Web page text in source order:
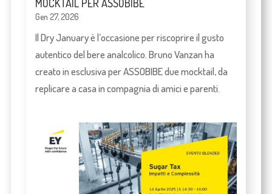
MOCKTAIL PER ASSOBIBE
Gen 27, 2026
Il Dry January è l’occasione per riscoprire il gusto
autentico del bere analcolico. Bruno Vanzan ha
creato in esclusiva per ASSOBIBE due mocktail, da
replicare a casa in compagnia di amici e parenti.